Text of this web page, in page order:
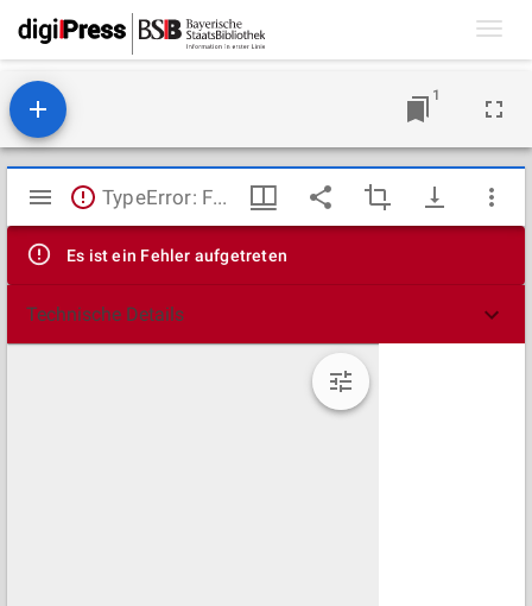
1
Mirador
Viewer
TypeError: Failed to fetch
Es ist ein Fehler aufgetreten
Technische Details